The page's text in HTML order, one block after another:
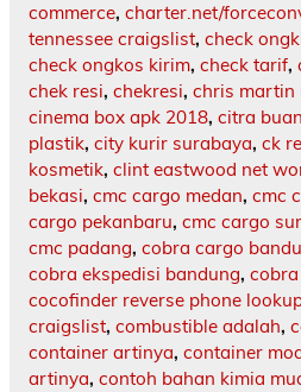
commerce, charter.net/
tennessee craigslist, check
check ongkos kirim, check tarif,
chek resi, chekresi, chris martin
cinema box apk 2018, citra
plastik, city kurir surabaya, ck
kosmetik, clint eastwood net
bekasi, cmc cargo medan, cmc
cargo pekanbaru, cmc cargo
cmc padang, cobra cargo
cobra ekspedisi bandung,
cocofinder reverse phone
craigslist, combustible adalah,
container artinya, container
artinya, contoh bahan kimia